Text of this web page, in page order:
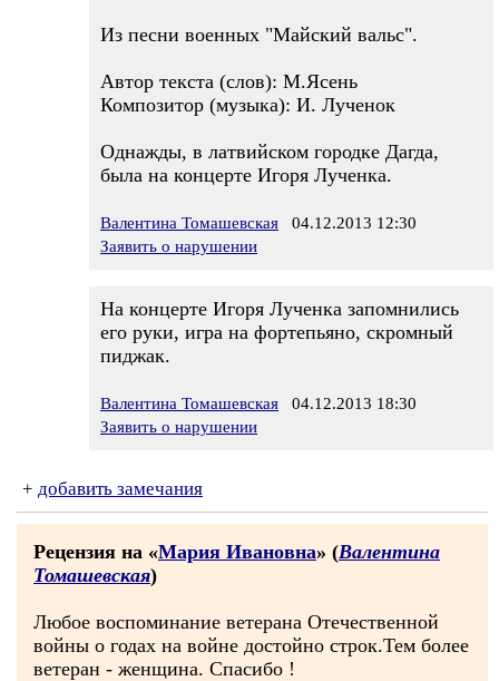
Из песни военных "Майский вальс".
Автор текста (слов): М.Ясень
Композитор (музыка): И. Лученок
Однажды, в латвийском городке Дагда,
была на концерте Игоря Лученка.
Валентина Томашевская 04.12.2013 12:30
Заявить о нарушении
На концерте Игоря Лученка запомнились
его руки, игра на фортепьяно, скромный
пиджак.
Валентина Томашевская 04.12.2013 18:30
Заявить о нарушении
+ добавить замечания
Рецензия на «Maрия Ивановна» (Валентина
Томашевская)
Любое воспоминание ветерана Отечественной
войны о годах на войне достойно строк.Тем более
ветеран - женщина. Спасибо !